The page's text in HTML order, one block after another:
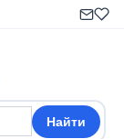
Найти